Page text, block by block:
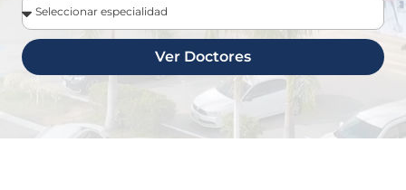
Ver Doctores